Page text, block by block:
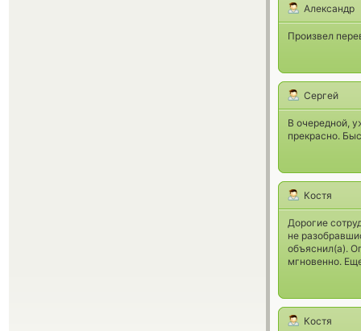
Александр
Произвел
Сергей
В очередной,
прекрасно.
Костя
Дорогие
не
объяснил(а).
мгновенно.
Костя